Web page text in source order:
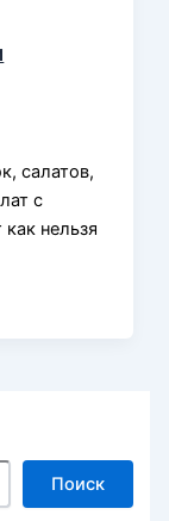
салатов,
с
нельзя
Поиск